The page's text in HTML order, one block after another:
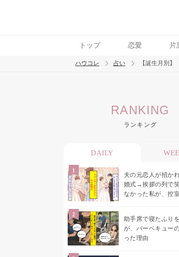
トップ 恋愛 片
トレンド ワード
ハウコレ 占い 【誕生月別
RANKING
ランキング
DAILY
夫の元恋人が招か
婚式→挨拶の列で
なかった私が、控
助手席で寝たふり
が、バーベキュー
った理由